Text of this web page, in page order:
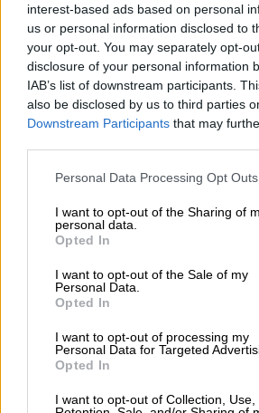
interest-based ads based on personal
us or personal information disclosed to
your opt-out. You may separately opt-
disclosure of your personal information
IAB’s list of downstream participants.
also be disclosed by us to third parties
Downstream Participants that may
Personal Data Processing Opt Outs
I want to opt-out of the Sharing of
personal data.
Opted In
I want to opt-out of the Sale of my
Personal Data.
Opted In
I want to opt-out of processing my
Personal Data for Targeted
Opted In
I want to opt-out of Collection, Use,
Adriana Lastra exige a
que se distancie de la
odio”para salvaguardar
PorRedacción La Hora Digital
Más artículos de este autor